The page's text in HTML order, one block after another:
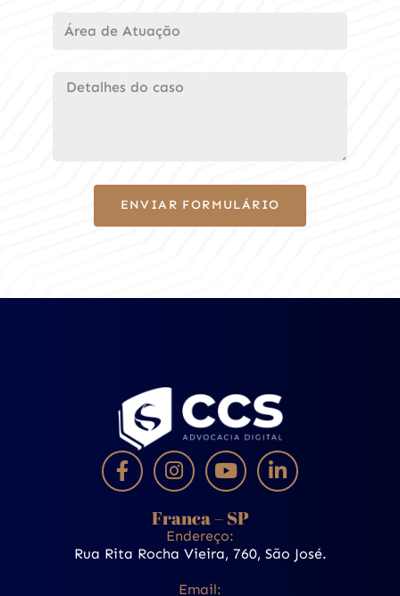
ENVIAR FORMULÁRIO
Franca – SP
Endereço:
Rua Rita Rocha Vieira, 760, São José.
Email: